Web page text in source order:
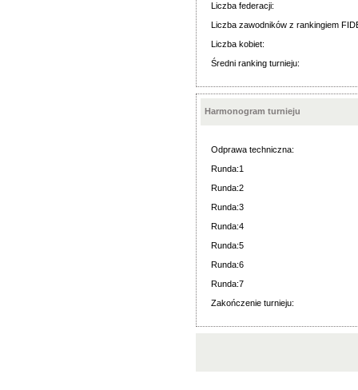
Liczba federacji:
Liczba zawodników z rankingiem
Liczba kobiet:
Średni ranking turnieju:
Harmonogram turnieju
Odprawa techniczna:
Runda:1
Runda:2
Runda:3
Runda:4
Runda:5
Runda:6
Runda:7
Zakończenie turnieju: